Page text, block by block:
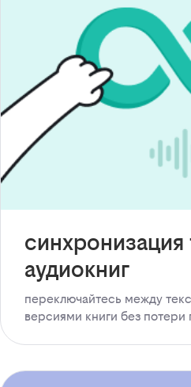
синхронизация
аудиокниг
переключайтесь между
версиями книги без потери